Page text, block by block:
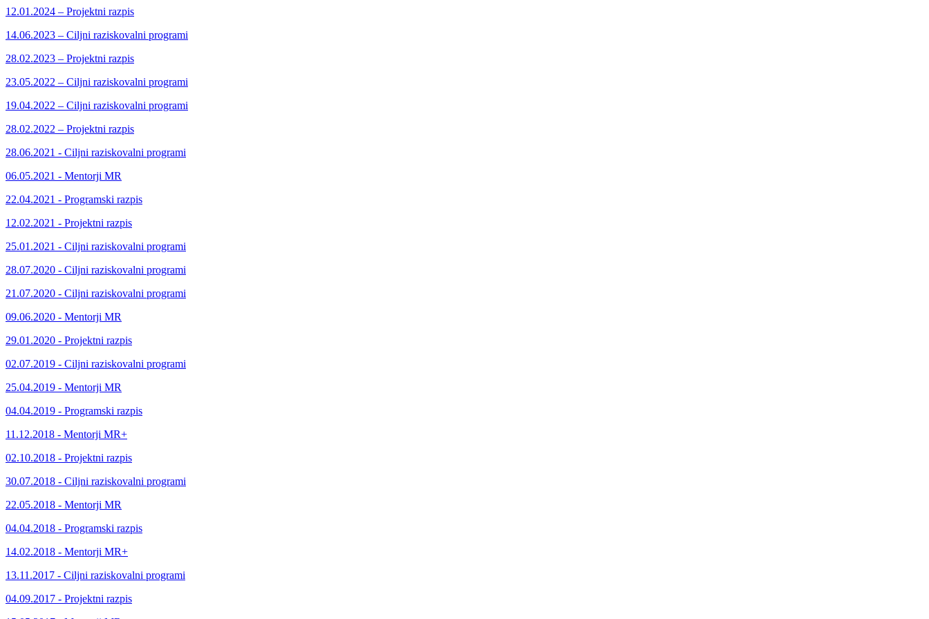
12.01.2024 – Projektni razpis
14.06.2023 – Ciljni raziskovalni programi
28.02.2023 – Projektni razpis
23.05.2022 – Ciljni raziskovalni programi
19.04.2022 – Ciljni raziskovalni programi
28.02.2022 – Projektni razpis
28.06.2021 - Ciljni raziskovalni programi
06.05.2021 - Mentorji MR
22.04.2021 - Programski razpis
12.02.2021 - Projektni razpis
25.01.2021 - Ciljni raziskovalni programi
28.07.2020 - Ciljni raziskovalni programi
21.07.2020 - Ciljni raziskovalni programi
09.06.2020 - Mentorji MR
29.01.2020 - Projektni razpis
02.07.2019 - Ciljni raziskovalni programi
25.04.2019 - Mentorji MR
04.04.2019 - Programski razpis
11.12.2018 - Mentorji MR+
02.10.2018 - Projektni razpis
30.07.2018 - Ciljni raziskovalni programi
22.05.2018 - Mentorji MR
04.04.2018 - Programski razpis
14.02.2018 - Mentorji MR+
13.11.2017 - Ciljni raziskovalni programi
04.09.2017 - Projektni razpis